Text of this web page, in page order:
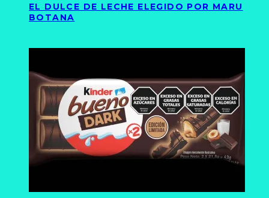
EL DULCE DE LECHE ELEGIDO POR MARU
BOTANA